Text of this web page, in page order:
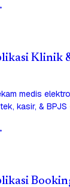
Klinik
medis
kasir, &